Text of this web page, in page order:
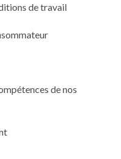
de travail
de nos